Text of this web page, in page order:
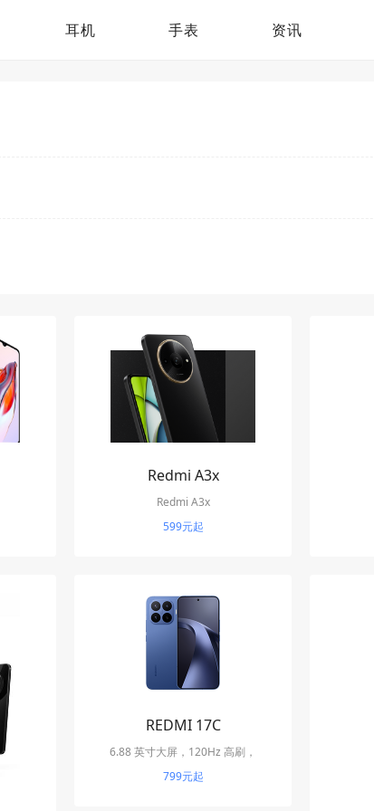
耳机 手表 资讯
Redmi A3x
Redmi A3x
599元起
REDMI 17C
6.88 英寸大屏，120Hz 高刷，
5160mAh 大电量
799元起